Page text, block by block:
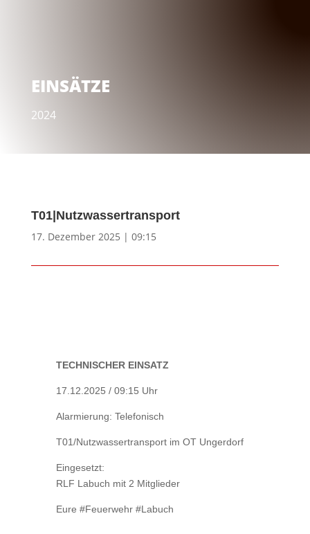
EINSÄTZE
2024
T01|Nutzwassertransport
17. Dezember 2025 | 09:15
TECHNISCHER EINSATZ
17.12.2025 / 09:15 Uhr
Alarmierung: Telefonisch
T01/Nutzwassertransport im OT Ungerdorf
Eingesetzt:
RLF Labuch mit 2 Mitglieder
Eure #Feuerwehr #Labuch